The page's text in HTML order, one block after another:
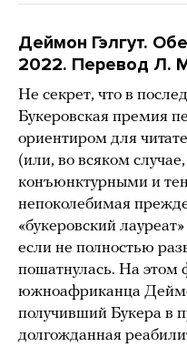
Деймон Гэлгут.
2022. Перевод Л.
Не секрет, что в
Букеровская премия
ориентиром для
(или, во всяком
конъюнктурными и
непоколебимая
«букеровский
если не полностью
пошатнулась. На этом
южноафриканца
получивший Букера в
долгожданная